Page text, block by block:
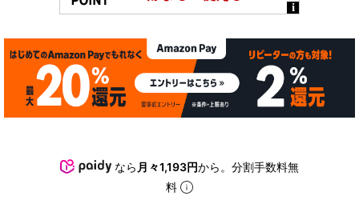
なら 月々1,193円から。分割手数料無
料